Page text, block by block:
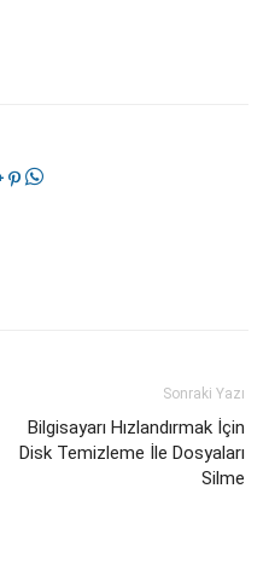
Sonraki Yazı
Bilgisayarı Hızlandırmak İçin
Disk Temizleme İle Dosyaları
Silme